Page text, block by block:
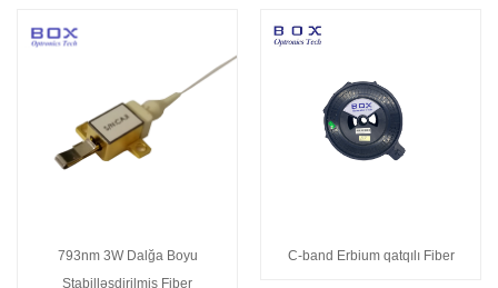
793nm 3W Dalğa Boyu
Stabilləşdirilmiş Fiber
C-band Erbium qatqılı Fiber